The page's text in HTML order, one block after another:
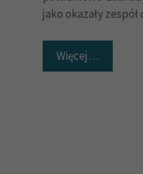
jako okazały
Więcej…